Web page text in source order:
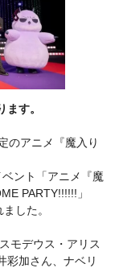
す。
のアニメ『魔入り
ント「アニメ『魔
PARTY!!!!!!」
した。
モデウス・アリス
彩加さん、ナベリ